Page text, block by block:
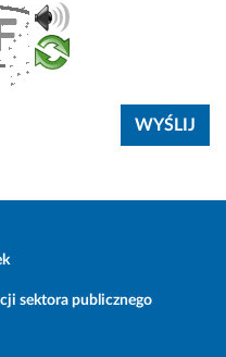
sektora publicznego